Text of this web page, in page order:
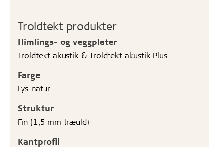
Troldtekt produkter
Himlings- og veggplater
Troldtekt akustik & Troldtekt akustik Plus
Farge
Lys natur
Struktur
Fin (1,5 mm træuld)
Kantprofil